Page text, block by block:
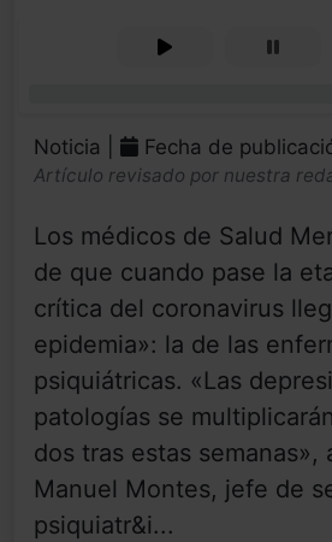
Noticia | Fecha de
Artículo revisado por nuestra
Los médicos de Salud
de que cuando pase la
crítica del coronavirus
epidemia»: la de las
psiquiátricas. «Las
patologías se
dos tras estas semanas»,
Manuel Montes, jefe de
psiquiatr&i...